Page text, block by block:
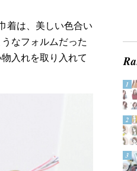
着は、美しい色合い
なフォルムだった
入れを取り入れて